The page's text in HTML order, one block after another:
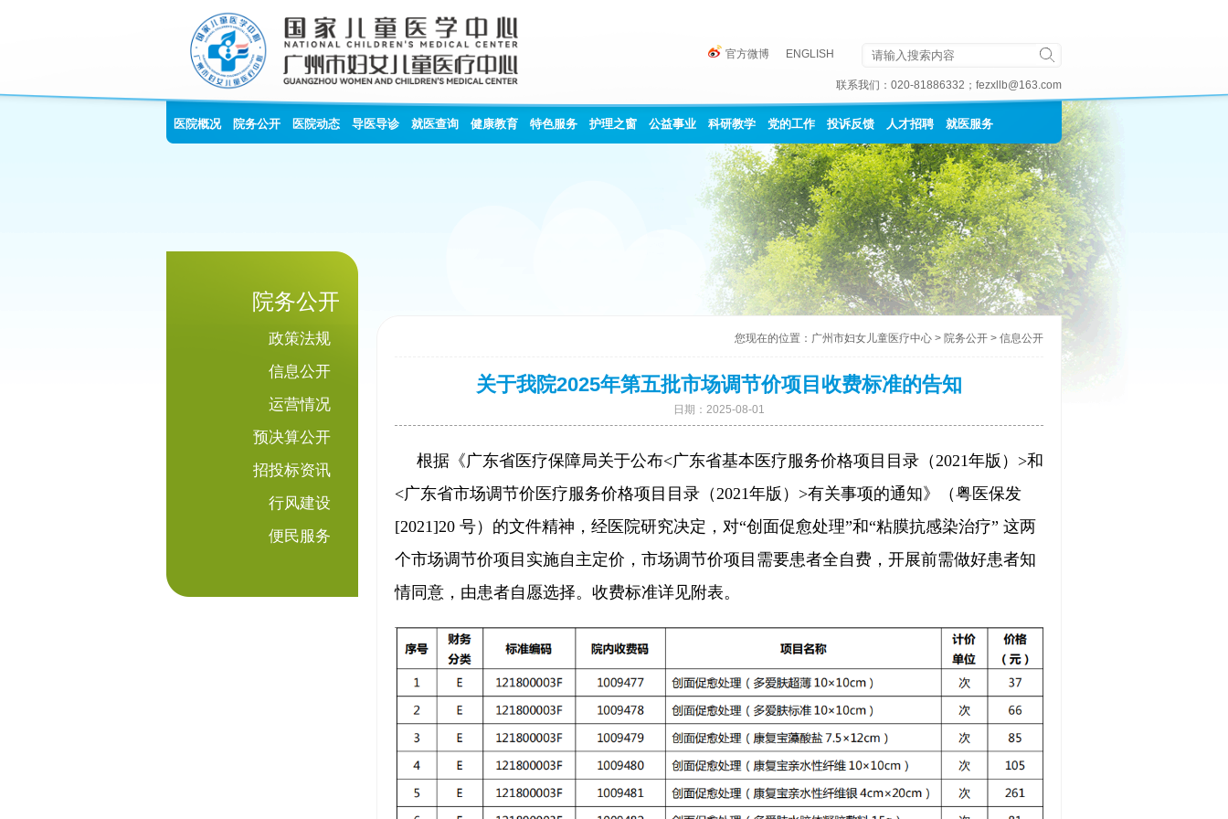
官方微博 ENGLISH
联系我们： 020-81886332 ； fezxllb@163.com
医院概况 院务公开 医院动态 导医导诊 就医查询 健康教育 特色服务 护理之窗 公益事业 科研教学 党的工作 投诉反馈 人才招聘 就医服务
院务公开
政策法规
信息公开
运营情况
预决算公开
招投标资讯
行风建设
便民服务
您现在的位置： 广州市妇女儿童医疗中心 > 院务公开 > 信息公开
关于我院2025年第五批市场调节价项目收费标准的告知
日期： 2025-08-01
根据《广东省医疗保障局关于公布<广东省基本医疗服务价格项目目录（2021年版）>和
<广东省市场调节价医疗服务价格项目目录（2021年版）>有关事项的通知》（粤医保发
[2021]20 号）的文件精神，经医院研究决定，对“创面促愈处理”和“粘膜抗感染治疗” 这两
个市场调节价项目实施自主定价，市场调节价项目需要患者全自费，开展前需做好患者知
情同意，由患者自愿选择。收费标准详见附表。